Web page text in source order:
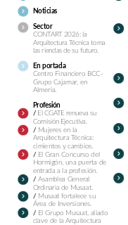
Noticias
Sector
CONTART 2026: la
Arquitectura Técnica toma
lasriendasdesu futuro.
En portada
Centro Financiero BCC-
Grupo Cajamar, en
Almería.
Profesión
/ ElCGATE renueva su
Comisión Ejecutiva.
/ Mujeres en la
Arquitectura Técnica:
cimientos ycambios.
/ El Gran Concurso del
Hormigón, una puerta de
entrada a la profesión.
/ Asamblea General
Ordinaria de Musaat.
/ Musaat fortalece su
Área de Inversiones.
/ El Grupo Musaat, aliado
clave de la Arquitectura